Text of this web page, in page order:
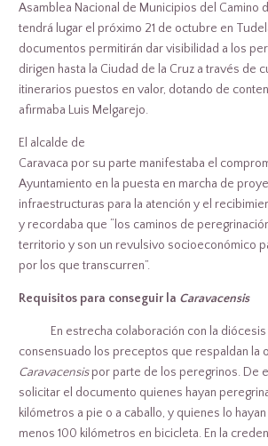
Asamblea Nacional de Municipios del Camino
tendrá lugar el próximo 21 de octubre en
documentos permitirán dar visibilidad a los
dirigen hasta la Ciudad de la Cruz a través de
itinerarios puestos en valor, dotando de
afirmaba Luis Melgarejo.
El alcalde de
Caravaca por su parte manifestaba el
Ayuntamiento en la puesta en marcha de
infraestructuras para la atención y el
y recordaba que “los caminos de
territorio y son un revulsivo socioeconómico
por los que transcurren”.
Requisitos para conseguir la Caravacensis
En estrecha colaboración con la
consensuado los preceptos que respaldan la
Caravacensispor parte de los peregrinos. De
solicitar el documento quienes hayan
kilómetros a pie o a caballo, y quienes lo
menos 100 kilómetros en bicicleta. En la